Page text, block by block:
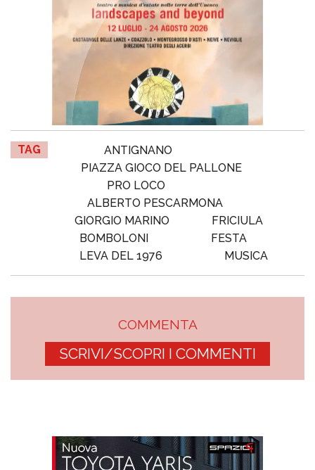
TAG
ANTIGNANO
PIAZZA GIOCO DEL PALLONE
PRO LOCO
ALBERTO PESCARMONA
GIORGIO MARINO
FRICIULA
BOMBOLONI
FESTA
LEVA DEL 1976
MUSICA
COMMENTA
SCRIVI/SCOPRI I COMMENTI